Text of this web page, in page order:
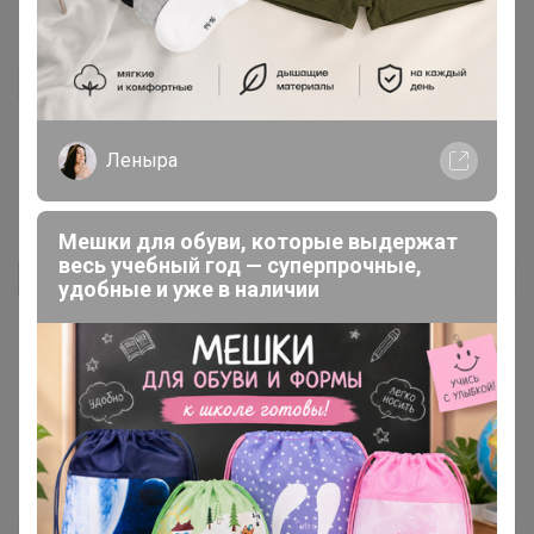
Olha
19 июля, 2024 17:56
svetappv Автор уже получил заказ!
Костюм понравился, на рост 160 длина хорошая,
думаю на 170 будет уже как 7/8. Ткань приятная на
ощупь. Костюм понравился, рекомендую
19 июля, 2024 11:59
Леныра
Мешки для обуви, которые выдержат
весь учебный год — суперпрочные,
удобные и уже в наличии